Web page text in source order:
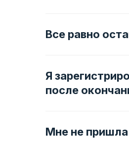
Все равно
Я
после
Мне не пришла